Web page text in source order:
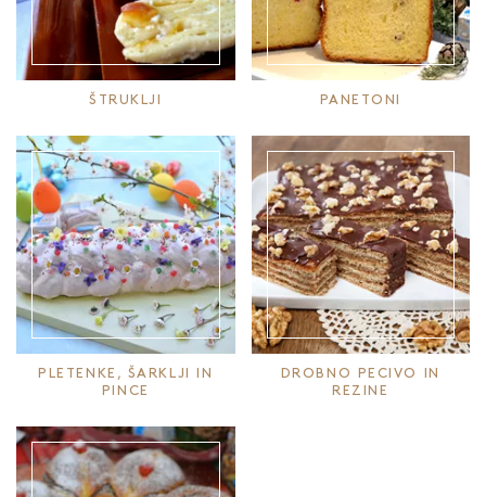
ŠTRUKLJI PANETONI
PLETENKE, ŠARKLJI IN
PINCE
DROBNO PECIVO IN
REZINE